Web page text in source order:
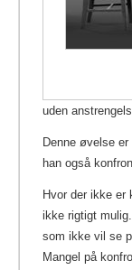
uden
Denne øvelse
han også
Hvor der ikke er
ikke rigtigt
som ikke vil se
Mangel på